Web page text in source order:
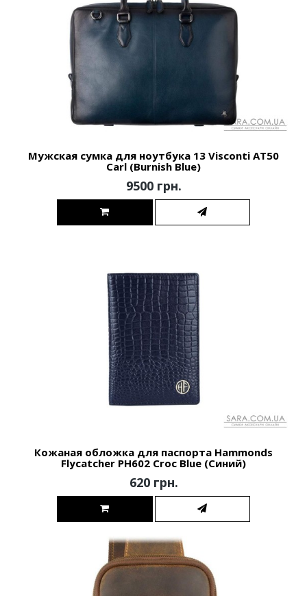
Мужская сумка для ноутбука 13 Visconti AT50
Carl (Burnish Blue)
9500 грн.
Кожаная обложка для паспорта Hammonds
Flycatcher PH602 Croc Blue (Синий)
620 грн.